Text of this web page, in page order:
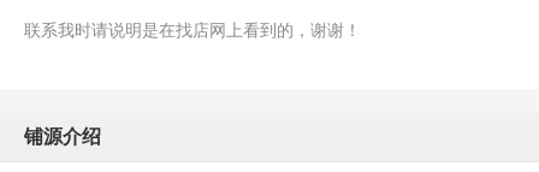
联系我时请说明是在找店网上看到的，谢谢！
铺源介绍